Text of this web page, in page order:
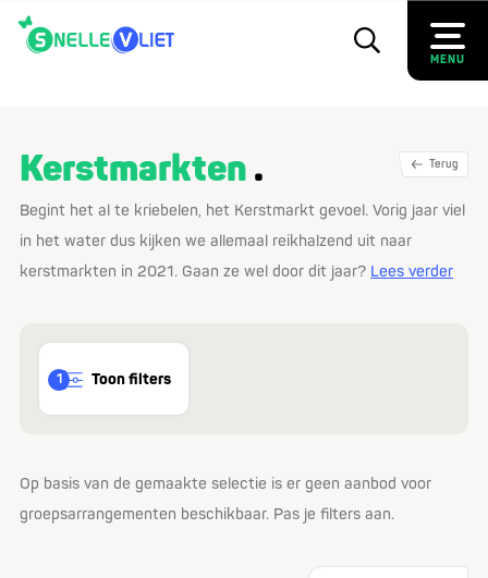
MENU
Terug
Kerstmarkten
Begint het al te kriebelen, het Kerstmarkt gevoel. Vorig jaar viel
in het water dus kijken we allemaal reikhalzend uit naar
kerstmarkten in 2021. Gaan ze wel door dit jaar? Lees verder
Toon filters
1
Op basis van de gemaakte selectie is er geen aanbod voor
groepsarrangementen beschikbaar. Pas je filters aan.